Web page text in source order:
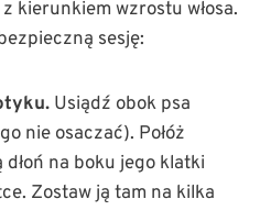
kierunkiem wzrostu włosa.
sesję:
Usiądź obok psa
nie osaczać). Połóż
dłoń na boku jego klatki
Zostaw ją tam na kilka